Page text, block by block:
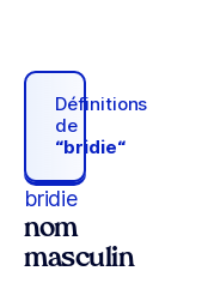
Définitions
de
“bridie“
bridie
nom
masculin